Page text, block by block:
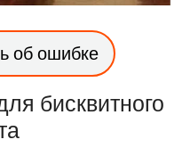
об ошибке
бисквитного